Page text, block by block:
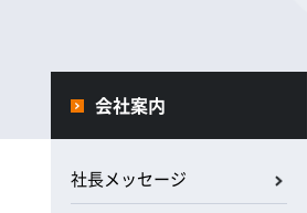
会社案内
社長メッセージ